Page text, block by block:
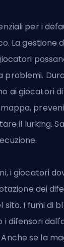
per i
La gestione
problemi.
ai giocatori
il lurking.
i giocatori
dei
sito. I fumi di
difensori
se la